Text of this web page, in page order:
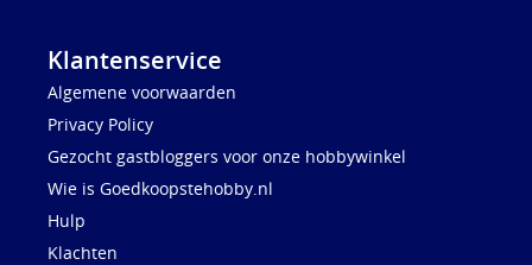
Klantenservice
Algemene voorwaarden
Privacy Policy
Gezocht gastbloggers voor onze hobbywinkel
Wie is Goedkoopstehobby.nl
Hulp
Klachten